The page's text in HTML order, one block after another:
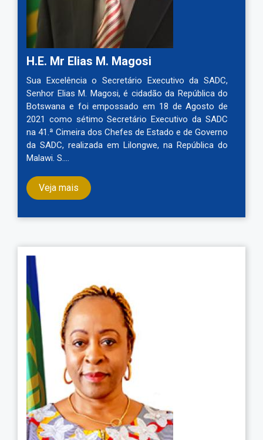
H.E. Mr Elias M. Magosi
Sua Excelência o Secretário Executivo da SADC,
Senhor Elias M. Magosi, é cidadão da República do
Botswana e foi empossado em 18 de Agosto de
2021 como sétimo Secretário Executivo da SADC
na 41.ª Cimeira dos Chefes de Estado e de Governo
da SADC, realizada em Lilongwe, na República do
Malawi. S.…
Veja mais